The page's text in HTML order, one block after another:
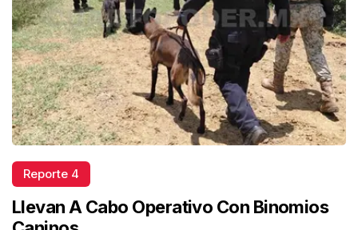
Reporte 4
Llevan A Cabo Operativo Con Binomios